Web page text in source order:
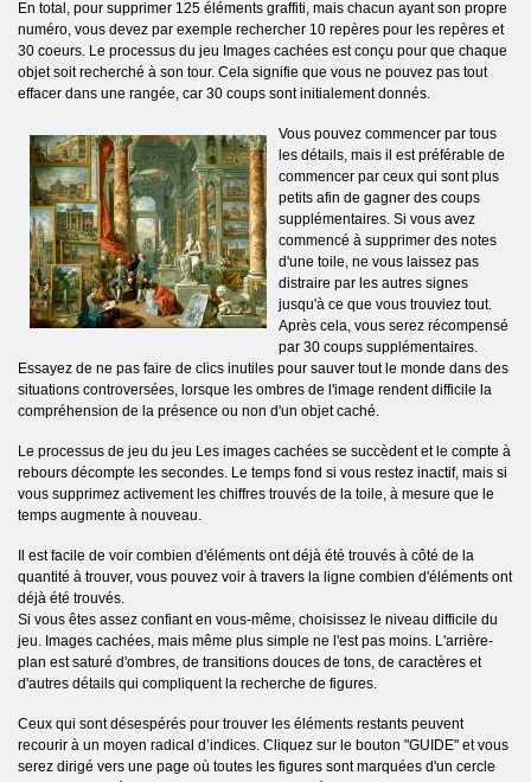
En total, pour supprimer 125 éléments graffiti, mais chacun ayant son propre
numéro, vous devez par exemple rechercher 10 repères pour les repères et
30 coeurs. Le processus du jeu Images cachées est conçu pour que chaque
objet soit recherché à son tour. Cela signifie que vous ne pouvez pas tout
effacer dans une rangée, car 30 coups sont initialement donnés.
Vous pouvez commencer par tous
les détails, mais il est préférable de
commencer par ceux qui sont plus
petits afin de gagner des coups
supplémentaires. Si vous avez
commencé à supprimer des notes
d'une toile, ne vous laissez pas
distraire par les autres signes
jusqu'à ce que vous trouviez tout.
Après cela, vous serez récompensé
par 30 coups supplémentaires.
Essayez de ne pas faire de clics inutiles pour sauver tout le monde dans des
situations controversées, lorsque les ombres de l'image rendent difficile la
compréhension de la présence ou non d'un objet caché.
Le processus de jeu du jeu Les images cachées se succèdent et le compte à
rebours décompte les secondes. Le temps fond si vous restez inactif, mais si
vous supprimez activement les chiffres trouvés de la toile, à mesure que le
temps augmente à nouveau.
Il est facile de voir combien d'éléments ont déjà été trouvés à côté de la
quantité à trouver, vous pouvez voir à travers la ligne combien d'éléments ont
déjà été trouvés.
Si vous êtes assez confiant en vous-même, choisissez le niveau difficile du
jeu. Images cachées, mais même plus simple ne l'est pas moins. L'arrière-
plan est saturé d'ombres, de transitions douces de tons, de caractères et
d'autres détails qui compliquent la recherche de figures.
Ceux qui sont désespérés pour trouver les éléments restants peuvent
recourir à un moyen radical d’indices. Cliquez sur le bouton "GUIDE" et vous
serez dirigé vers une page où toutes les figures sont marquées d'un cercle